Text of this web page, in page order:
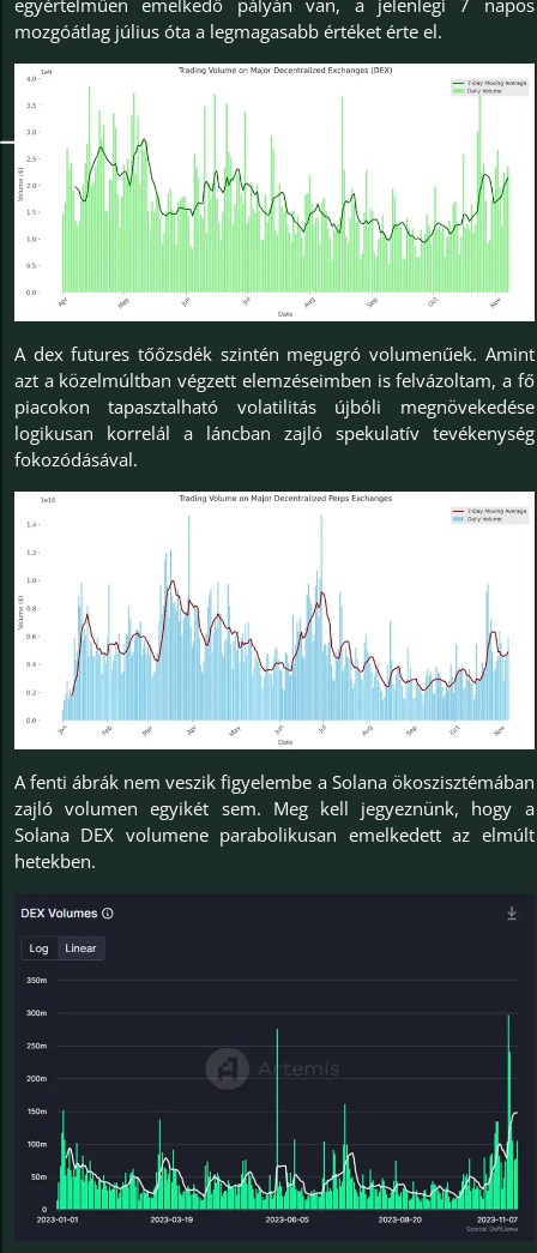
mozgóátlag július óta a legmagasabb értéket érte el.
A dex futures tőőzsdék szintén megugró volumenűek. Amint
azt a közelmúltban végzett elemzéseimben is felvázoltam, a fő
piacokon tapasztalható volatilitás újbóli megnövekedése
logikusan korrelál a láncban zajló spekulatív tevékenység
fokozódásával.
A fenti ábrák nem veszik figyelembe a Solana ökoszisztémában
zajló volumen egyikét sem. Meg kell jegyeznünk, hogy a
Solana DEX volumene parabolikusan emelkedett az elmúlt
hetekben.